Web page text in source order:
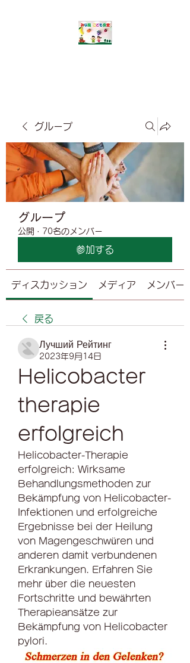
グループ
グループ
公開 · 70名のメンバー
参加する
ディスカッション メディア メンバー
戻る
Лучший Рейтинг
2023年9月14日
Helicobacter
therapie
erfolgreich
Helicobacter-Therapie
erfolgreich: Wirksame
Behandlungsmethoden zur
Bekämpfung von Helicobacter-
Infektionen und erfolgreiche
Ergebnisse bei der Heilung
von Magengeschwüren und
anderen damit verbundenen
Erkrankungen. Erfahren Sie
mehr über die neuesten
Fortschritte und bewährten
Therapieansätze zur
Bekämpfung von Helicobacter
pylori.